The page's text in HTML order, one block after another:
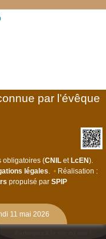
par l’évêque
obligatoires (CNIL et LcEN).
légales. • Réalisation :
propulsé par SPIP
11 mai 2026